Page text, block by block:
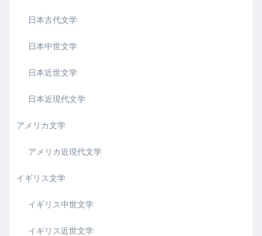
日本古代文学
日本中世文学
日本近世文学
日本近現代文学
アメリカ文学
アメリカ近現代文学
イギリス文学
イギリス中世文学
イギリス近世文学